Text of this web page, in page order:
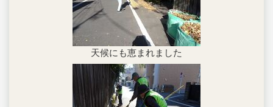
天候にも恵まれました